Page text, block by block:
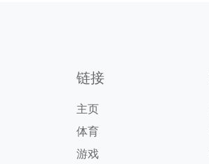
链接
主页
体育
游戏